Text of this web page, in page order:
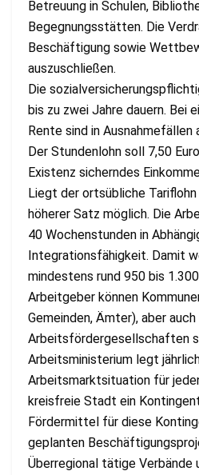
Betreuung in Schulen,
Begegnungsstätten. Die
Beschäftigung sowie
auszuschließen.
Die
bis zu zwei Jahre dauern. Bei
Rente sind in Ausnahmefällen
Der Stundenlohn soll 7,50
Existenz sicherndes
Liegt der ortsübliche Tariflohn
höherer Satz möglich. Die
40 Wochenstunden in
Integrationsfähigkeit. Damit
mindestens rund 950 bis
Arbeitgeber können
Gemeinden, Ämter), aber
Arbeitsfördergesellschaften
Arbeitsministerium legt
Arbeitsmarktsituation für
kreisfreie Stadt ein
Fördermittel für diese
geplanten
Überregional tätige Verbände